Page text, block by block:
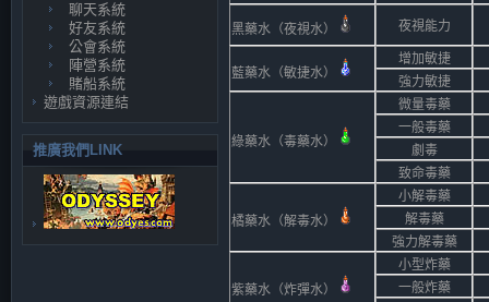
聊天系統
好友系統
公會系統
陣營系統
賭船系統
遊戲資源連結
推廣我們LINK
黑藥水（夜視水） 夜視能力
藍藥水（敏捷水）
增加敏捷
強力敏捷
綠藥水（毒藥水）
微量毒藥
一般毒藥
劇毒
致命毒藥
橘藥水（解毒水）
小解毒藥
解毒藥
強力解毒藥
紫藥水（炸彈水）
小型炸藥
一般炸藥